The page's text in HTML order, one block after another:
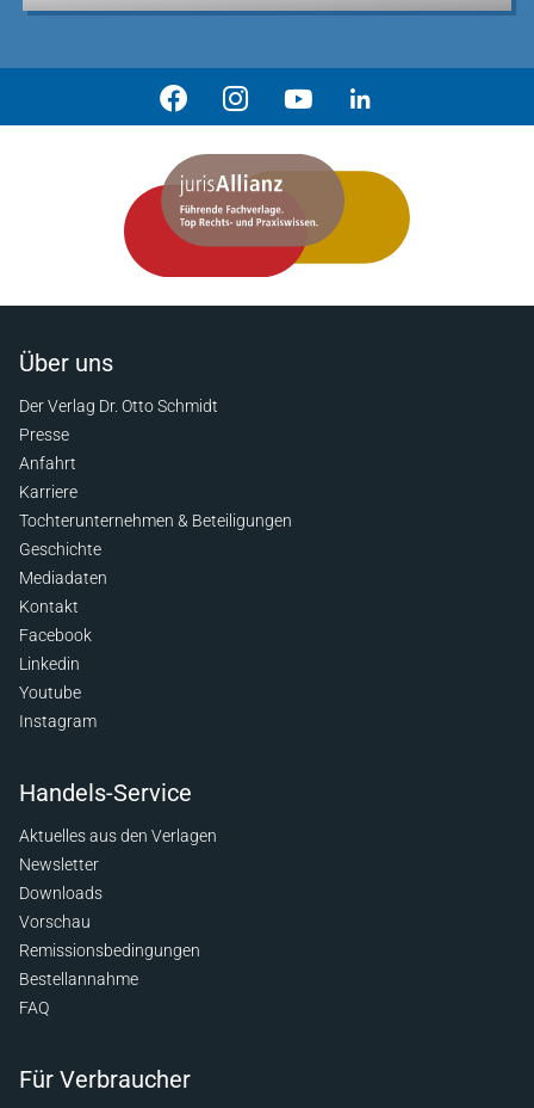
Über uns
Der Verlag Dr. Otto Schmidt
Presse
Anfahrt
Karriere
Tochterunternehmen & Beteiligungen
Geschichte
Mediadaten
Kontakt
Facebook
Linkedin
Youtube
Instagram
Handels-Service
Aktuelles aus den Verlagen
Newsletter
Downloads
Vorschau
Remissionsbedingungen
Bestellannahme
FAQ
Für Verbraucher